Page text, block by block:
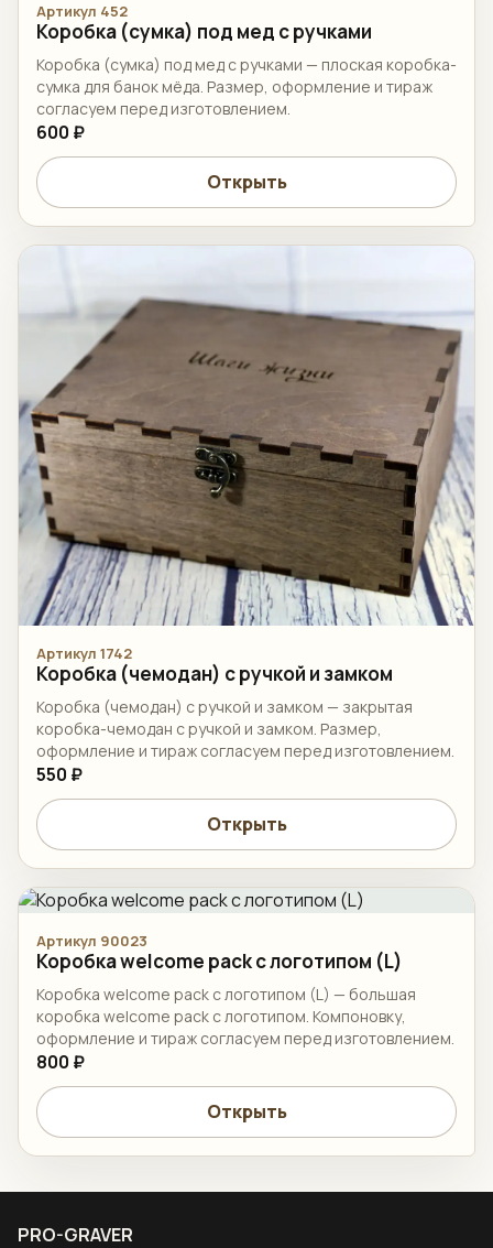
Артикул 452
Коробка (сумка) под мед с ручками
Коробка (сумка) под мед с ручками — плоская коробка-
сумка для банок мёда. Размер, оформление и тираж
согласуем перед изготовлением.
600 ₽
Открыть
Артикул 1742
Коробка (чемодан) с ручкой и замком
Коробка (чемодан) с ручкой и замком — закрытая
коробка-чемодан с ручкой и замком. Размер,
оформление и тираж согласуем перед изготовлением.
550 ₽
Открыть
Артикул 90023
Коробка welcome pack с логотипом (L)
Коробка welcome pack с логотипом (L) — большая
коробка welcome pack с логотипом. Компоновку,
оформление и тираж согласуем перед изготовлением.
800 ₽
Открыть
PRO-GRAVER